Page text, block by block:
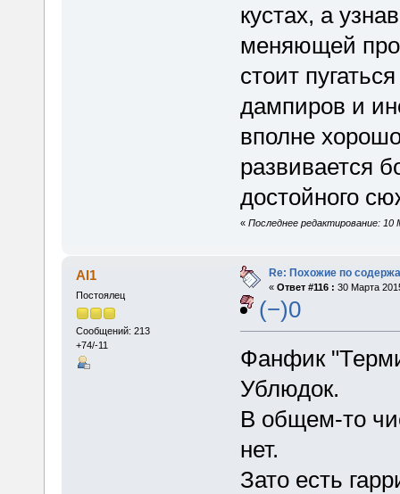
кустах, а
меняющей
стоит
дампиров и
вполне
развивается
достойного
« Последнее редактирование:
Al1
Постоялец
Сообщений: 213
+74/-11
Re: Похожие по
« Ответ #116 : 30 Марта
(−)0
Фанфик
Ублюдок.
В общем-то
нет.
Зато есть